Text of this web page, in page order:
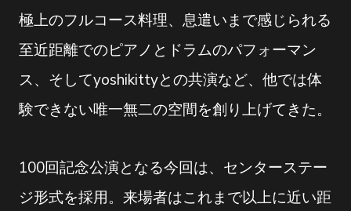
極上のフルコース料理、息遣いまで感じられる
至近距離でのピアノとドラムのパフォーマン
ス、そしてyoshikittyとの共演など、他では体
験できない唯一無二の空間を創り上げてきた。
100回記念公演となる今回は、センターステー
ジ形式を採用。来場者はこれまで以上に近い距